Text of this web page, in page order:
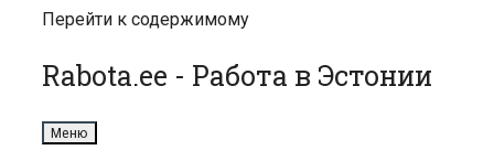
Перейти к содержимому
Rabota.ee - Работа в Эстонии
Меню